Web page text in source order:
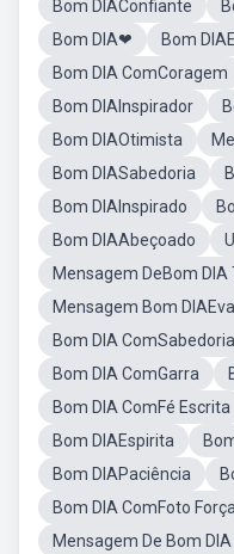
Bom DIAConfiante
Bom DIA❤
Bom
Bom DIA ComCoragem
Bom DIAInspirador
Bom DIAOtimista
Bom DIASabedoria
Bom DIAInspirado
Bom DIAAbeçoado
Mensagem DeBom DIA
Mensagem Bom
Bom DIA
Bom DIA ComGarra
Bom DIA ComFé Escrita
Bom DIAEspirita
Bom DIAPaciência
Bom DIA ComFoto Força
Mensagem De Bom